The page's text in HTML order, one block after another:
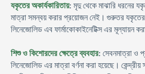
যকৃতের অকার্যকারিতায়: মৃদু থেকে মাঝারি ধরনের
মাত্রা সমন্বয় করার প্রয়োজন নেই। গুরুতর যকৃতের
লিনেজোলিড এব ফার্মাকোকাইনেটিক্স এর মূল্যায়ন
শিশু ও কিশোরদের ক্ষেত্রে ব্যবহার: সেবনমাত্রা ও
লিনেজোলিড এর মাত্রা বর্ণনা করা হয়েছে।